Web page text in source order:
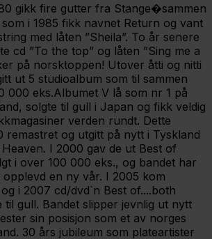
gikk fire gutter fra Stange�sammen
i 1985 fikk navnet Return og vant
med låten ”Sheila”. To år senere
cd ”To the top” og låten ”Sing me a
på norsktoppen! Utover åtti og nitti
ut 5 studioalbum som til sammen
000 eks.Albumet V lå som nr 1 på
solgte til gull i Japan og fikk veldig
verden rundt. Dette
remastret og utgitt på nytt i Tyskland
I 2000 gav de ut Best of
i over 100 000 eks., og bandet har
en ny vår. I 2005 kom
i 2007 cd/dvd`n Best of....both
til gull. Bandet slipper jevnlig ut nytt
sin posisjon som et av norges
30 års jubileum som plateartister